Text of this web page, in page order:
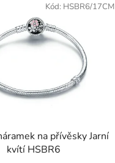
na přívěsky Jarní
kvítí HSBR6
Kód: HSBR6/17CM